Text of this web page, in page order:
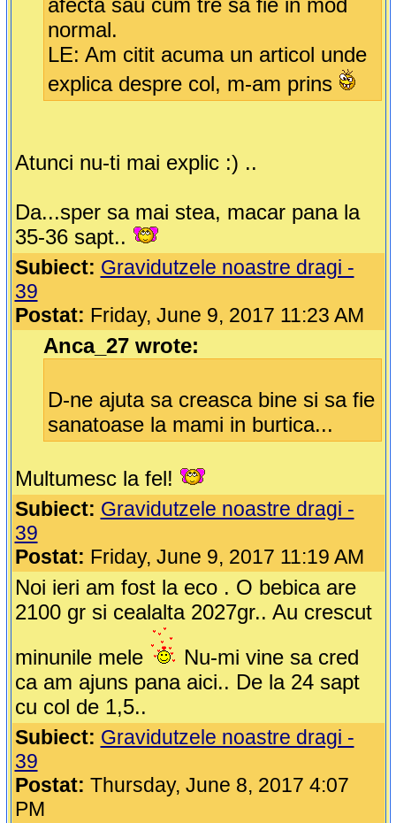
afecta sau cum tre sa fie in mod
normal.
LE: Am citit acuma un articol unde
explica despre col, m-am prins
Atunci nu-ti mai explic :) ..
Da...sper sa mai stea, macar pana la
35-36 sapt..
Subiect: Gravidutzele noastre dragi -
39
Postat: Friday, June 9, 2017 11:23 AM
Anca_27 wrote:
D-ne ajuta sa creasca bine si sa fie
sanatoase la mami in burtica...
Multumesc la fel!
Subiect: Gravidutzele noastre dragi -
39
Postat: Friday, June 9, 2017 11:19 AM
Noi ieri am fost la eco . O bebica are
2100 gr si cealalta 2027gr.. Au crescut
minunile mele
Nu-mi vine sa cred
ca am ajuns pana aici.. De la 24 sapt
cu col de 1,5..
Subiect: Gravidutzele noastre dragi -
39
Postat: Thursday, June 8, 2017 4:07
PM